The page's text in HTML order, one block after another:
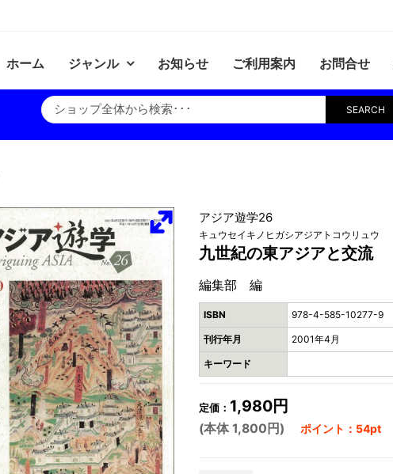
ホーム ジャンル お知らせ ご利用案内 お問合せ
SEARCH
アジア遊学26
キュウセイキノヒガシアジアトコウリュウ
九世紀の東アジアと交流
編集部 編
ISBN 978-4-585-10277-9
刊行年月 2001年4月
キーワード
定価： 1,980円
(本体 1,800円) ポイント：54pt